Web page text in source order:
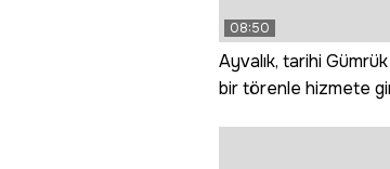
08:50
Ayvalık, tarihi
bir törenle hizmete